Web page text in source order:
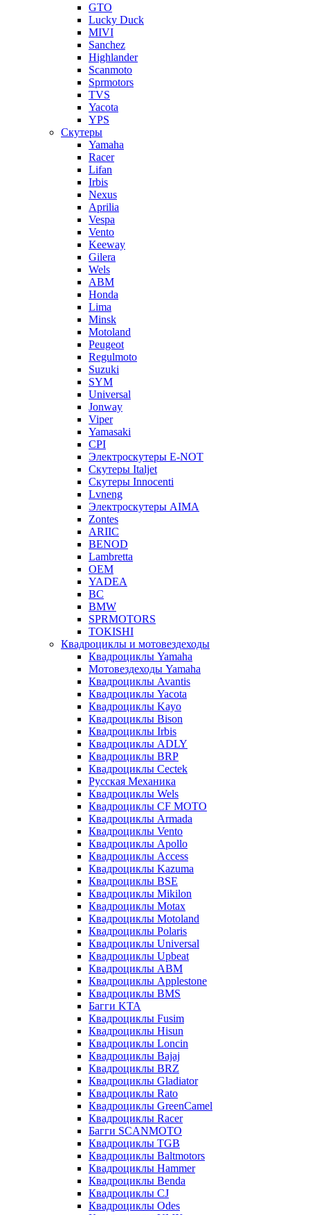
GTO
Lucky Duck
MIVI
Sanchez
Highlander
Scanmoto
Sprmotors
TVS
Yacota
YPS
Скутеры
Yamaha
Racer
Lifan
Irbis
Nexus
Aprilia
Vespa
Vento
Keeway
Gilera
Wels
ABM
Honda
Lima
Minsk
Motoland
Peugeot
Regulmoto
Suzuki
SYM
Universal
Jonway
Viper
Yamasaki
CPI
Электроскутеры E-NOT
Скутеры Italjet
Скутеры Innocenti
Lvneng
Электроскутеры AIMA
Zontes
ARIIC
BENOD
Lambretta
OEM
YADEA
BC
BMW
SPRMOTORS
TOKISHI
Квадроциклы и мотовездеходы
Квадроциклы Yamaha
Мотовездеходы Yamaha
Квадроциклы Avantis
Квадроциклы Yacota
Квадроциклы Kayo
Квадроциклы Bison
Квадроциклы Irbis
Квадроциклы ADLY
Квадроциклы BRP
Квадроциклы Cectek
Русская Механика
Квадроциклы Wels
Квадроциклы CF MOTO
Квадроциклы Armada
Квадроциклы Vento
Квадроциклы Apollo
Квадроциклы Access
Квадроциклы Kazuma
Квадроциклы BSE
Квадроциклы Mikilon
Квадроциклы Motax
Квадроциклы Motoland
Квадроциклы Polaris
Квадроциклы Universal
Квадроциклы Upbeat
Квадроциклы ABM
Квадроциклы Applestone
Квадроциклы BMS
Багги KTA
Квадроциклы Fusim
Квадроциклы Hisun
Квадроциклы Loncin
Квадроциклы Bajaj
Квадроциклы BRZ
Квадроциклы Gladiator
Квадроциклы Rato
Квадроциклы GreenCamel
Квадроциклы Racer
Багги SCANMOTO
Квадроциклы TGB
Квадроциклы Baltmotors
Квадроциклы Hammer
Квадроциклы Benda
Квадроциклы CJ
Квадроциклы Odes